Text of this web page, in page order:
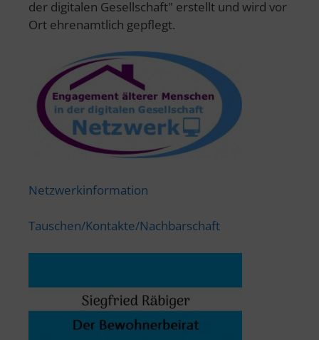
der digitalen Gesellschaft" erstellt und wird vor
Ort ehrenamtlich gepflegt.
Netzwerkinformation
Tauschen/Kontakte/Nachbarschaft